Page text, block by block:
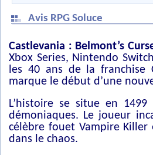
Avis RPG Soluce
Castlevania : Belmont’s
Xbox Series, Nintendo
les 40 ans de la franchise
marque le début d’une
L’histoire se situe en
démoniaques. Le joueur
célèbre fouet Vampire
dans le chaos.